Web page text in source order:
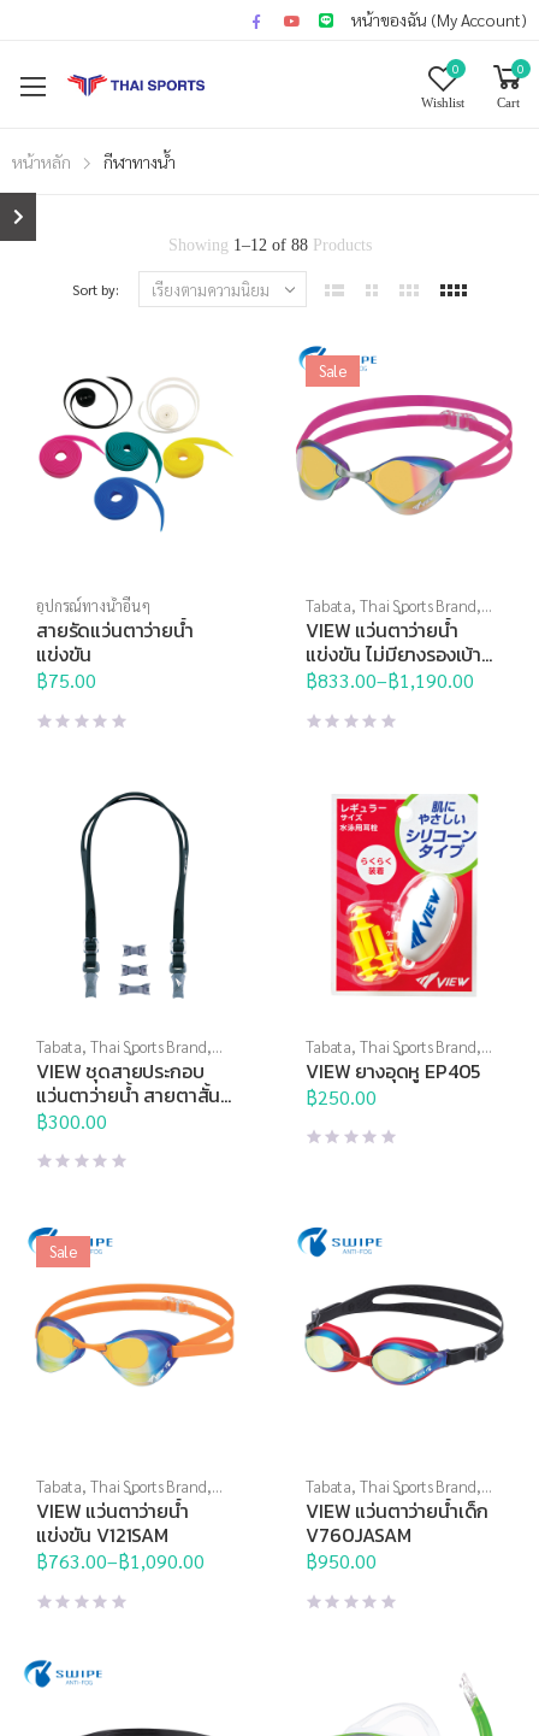
หน้าของฉัน (My Account)
0
Wishlist
0
Cart
หน้าหลัก กีฬาทางน้ำ
Showing 1–12of 88Products
Sort by:
อุปกรณ์ทางน้ำอื่นๆ
สายรัดแว่นตาว่ายน้ำ
แข่งขัน
฿75.00
Sale
Tabata, Thai Sports Brand,
View,กีฬาทางน้ำ,แว่นตาว่าย
น้ำ,แว่นตาว่ายน้ำแข่งขัน
VIEW แว่นตาว่ายน้ำ
แข่งขัน ไม่มียางรองเบ้าตา
V122SAM
฿833.00–฿1,190.00
Price
range:
฿833.00
Tabata, Thai Sports Brand,
View,กีฬาทางน้ำ, แว่นตาว่าย
น้ำ,แว่นตาว่ายน้ำสายตา
VIEW ชุดสายประกอบ
แว่นตาว่ายน้ำ สายตาสั้น
VPS501
฿300.00
Tabata, Thai Sports Brand,
View,กีฬาทางน้ำ, อุปกรณ์ทาง
น้ำอื่นๆ
VIEW ยางอุดหู EP405
฿250.00
Sale
Tabata, Thai Sports Brand,
View,กีฬาทางน้ำ,แว่นตาว่าย
น้ำ,แว่นตาว่ายน้ำแข่งขัน
VIEW แว่นตาว่ายน้ำ
แข่งขัน V121SAM
฿763.00–฿1,090.00
Price
range:
฿763.00
Tabata, Thai Sports Brand,
View,กีฬาทางน้ำ,แว่นตาว่าย
น้ำ,แว่นตาว่ายน้ำสำหรับเด็ก,
แว่นตาว่ายน้ำแข่งขัน
VIEW แว่นตาว่ายน้ำเด็ก
V760JASAM
฿950.00